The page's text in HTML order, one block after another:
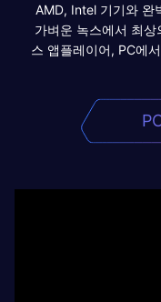
AMD, Intel 기기와 완
가벼운 녹스에서 최
스 앱플레이어, PC에